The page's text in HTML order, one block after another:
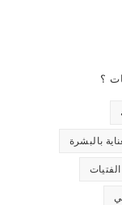
؟
بالبشرة
الفتيات